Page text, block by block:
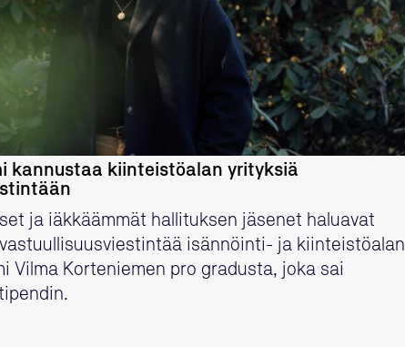
LUE LISÄÄ
kannustaa kiinteistöalan yrityksiä
ja iäkkäämmät hallituksen jäsenet haluavat
isännöinti- ja kiinteistöalan
Vilma Korteniemen pro gradusta, joka sai